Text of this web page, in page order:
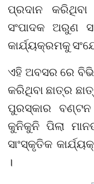
ପ୍ରଦାନ
ସଂପାଦକ ଅରୁଣ
କାର୍ଯ୍ୟକ୍ରମକୁ
ଏହି ଅବସର ରେ
କରିଥିବା ଛାତ୍ର
ପୁରସ୍କାର ବଣ୍ଟନ
କୁନିକୁନି ପିଲା
ସାଂସ୍କୃତିକ
।